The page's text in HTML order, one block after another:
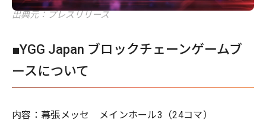
出典元：プレスリリース
■YGG Japan ブロックチェーンゲームブ
ースについて
内容：幕張メッセ メインホール3（24コマ）